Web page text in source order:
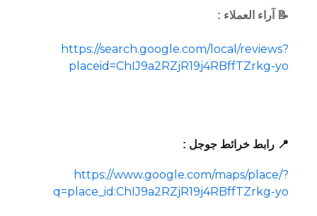
📝 آراء العملاء :
https://search.google.com/local/reviews?
placeid=ChIJ9a2RZjR19j4RBffTZrkg-yo
📍 رابط خرائط جوجل :
https://www.google.com/maps/place/?
q=place_id:ChIJ9a2RZjR19j4RBffTZrkg-yo